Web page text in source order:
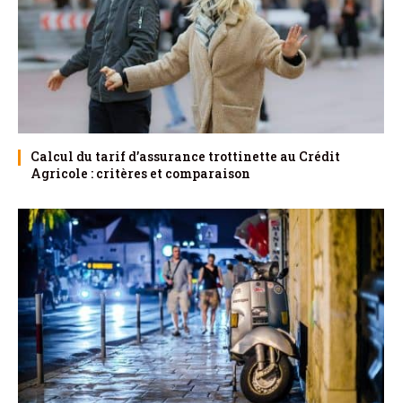
Calcul du tarif d’assurance trottinette au Crédit
Agricole : critères et comparaison